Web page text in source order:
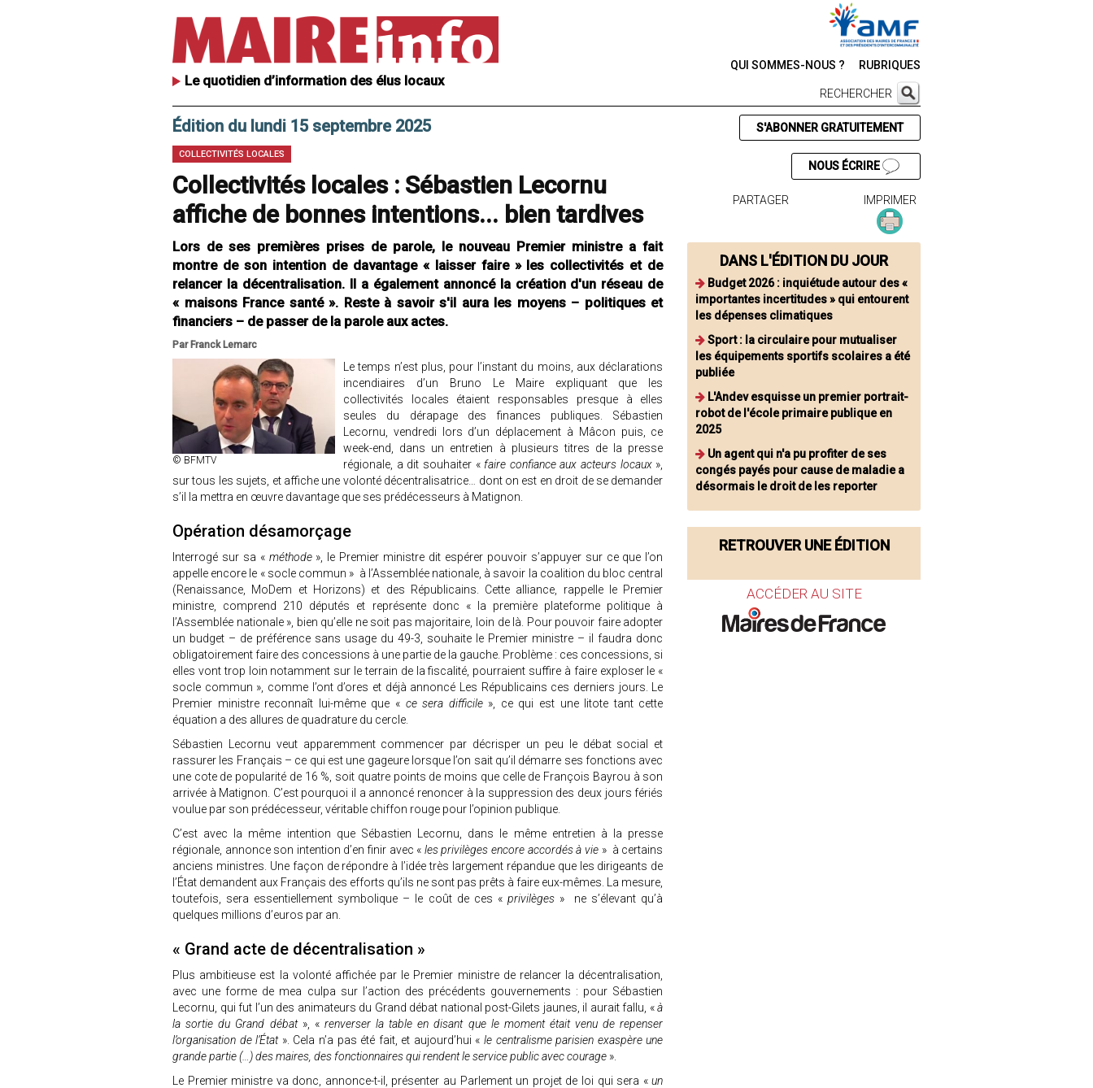
Le quotidien d’information des élus locaux
QUI SOMMES-NOUS ? RUBRIQUES
RECHERCHER
Édition du lundi 15 septembre 2025
COLLECTIVITÉS LOCALES
Collectivités locales : Sébastien Lecornu
affiche de bonnes intentions... bien tardives
Lors de ses premières prises de parole, le nouveau Premier ministre a fait
montre de son intention de davantage « laisser faire » les collectivités et de
relancer la décentralisation. Il a également annoncé la création d'un réseau de
« maisons France santé ». Reste à savoir s'il aura les moyens – politiques et
financiers – de passer de la parole aux actes.
Par Franck Lemarc
© BFMTV
Le temps n’est plus, pour l’instant du moins, aux déclarations
incendiaires d’un Bruno Le Maire expliquant que les
collectivités locales étaient responsables presque à elles
seules du dérapage des finances publiques. Sébastien
Lecornu, vendredi lors d’un déplacement à Mâcon puis, ce
week-end, dans un entretien à plusieurs titres de la presse
régionale, a dit souhaiter « faire confiance aux acteurs locaux »,
sur tous les sujets, et affiche une volonté décentralisatrice… dont on est en droit de se demander
s’il la mettra en œuvre davantage que ses prédécesseurs à Matignon.
Opération désamorçage
Interrogé sur sa « méthode», le Premier ministre dit espérer pouvoir s’appuyer sur ce que l’on
appelle encore le « socle commun » à l’Assemblée nationale, à savoir la coalition du bloc central
(Renaissance, MoDem et Horizons) et des Républicains. Cette alliance, rappelle le Premier
ministre, comprend 210 députés et représente donc « la première plateforme politique à
l’Assemblée nationale », bien qu’elle ne soit pas majoritaire, loin de là. Pour pouvoir faire adopter
un budget – de préférence sans usage du 49-3, souhaite le Premier ministre – il faudra donc
obligatoirement faire des concessions à une partie de la gauche. Problème : ces concessions, si
elles vont trop loin notamment sur le terrain de la fiscalité, pourraient suffire à faire exploser le «
socle commun », comme l’ont d’ores et déjà annoncé Les Républicains ces derniers jours. Le
Premier ministre reconnaît lui-même que « ce sera difficile», ce qui est une litote tant cette
équation a des allures de quadrature du cercle.
Sébastien Lecornu veut apparemment commencer par décrisper un peu le débat social et
rassurer les Français – ce qui est une gageure lorsque l’on sait qu’il démarre ses fonctions avec
une cote de popularité de 16 %, soit quatre points de moins que celle de François Bayrou à son
arrivée à Matignon. C’est pourquoi il a annoncé renoncer à la suppression des deux jours fériés
voulue par son prédécesseur, véritable chiffon rouge pour l’opinion publique.
C’est avec la même intention que Sébastien Lecornu, dans le même entretien à la presse
régionale, annonce son intention d’en finir avec « les privilèges encore accordés à vie » à certains
anciens ministres. Une façon de répondre à l’idée très largement répandue que les dirigeants de
l’État demandent aux Français des efforts qu’ils ne sont pas prêts à faire eux-mêmes. La mesure,
toutefois, sera essentiellement symbolique – le coût de ces « privilèges » ne s’élevant qu’à
quelques millions d’euros par an.
« Grand acte de décentralisation »
Plus ambitieuse est la volonté affichée par le Premier ministre de relancer la décentralisation,
avec une forme de mea culpa sur l’action des précédents gouvernements : pour Sébastien
Lecornu, qui fut l’un des animateurs du Grand débat national post-Gilets jaunes, il aurait fallu, «à
la sortie du Grand débat», «renverser la table en disant que le moment était venu de repenser
l’organisation de l’État». Cela n’a pas été fait, et aujourd’hui « le centralisme parisien exaspère une
grande partie (…) des maires, des fonctionnaires qui rendent le service public avec courage ».
Le Premier ministre va donc, annonce-t-il, présenter au Parlement un projet de loi qui sera «un
S'ABONNER GRATUITEMENT
NOUS ÉCRIRE
PARTAGER IMPRIMER
DANS L'ÉDITION DU JOUR
Budget 2026 : inquiétude autour des «
importantes incertitudes » qui entourent
les dépenses climatiques
Sport : la circulaire pour mutualiser
les équipements sportifs scolaires a été
publiée
L'Andev esquisse un premier portrait-
robot de l'école primaire publique en
2025
Un agent qui n'a pu profiter de ses
congés payés pour cause de maladie a
désormais le droit de les reporter
RETROUVER UNE ÉDITION
ACCÉDER AU SITE